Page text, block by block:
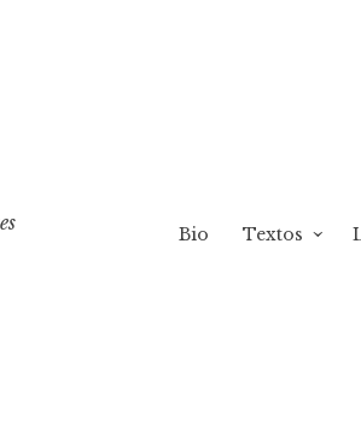
Bio Textos